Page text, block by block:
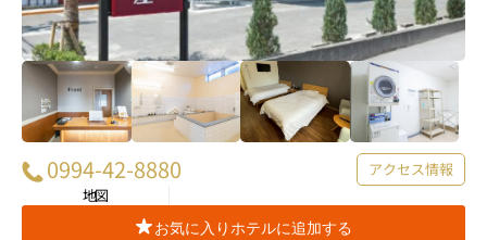
0994-42-8880
アクセス情報
地図
お気に入りホテルに追加する